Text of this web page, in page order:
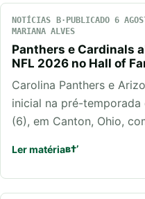
NOTÍCIAS PUBLICADO 6
MARIANA ALVES
Panthers e Cardinals
NFL 2026 no Hall of
Carolina Panthers e
inicial na pré-
(6), em Canton, Ohio,
Ler matéria